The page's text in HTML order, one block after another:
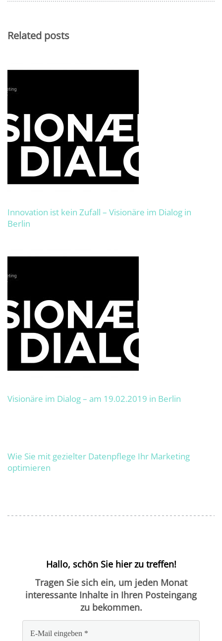
Related posts
Innovation ist kein Zufall – Visionäre im Dialog in
Berlin
Visionäre im Dialog – am 19.02.2019 in Berlin
Wie Sie mit gezielter Datenpflege Ihr Marketing
optimieren
Hallo, schön Sie hier zu treffen!
Tragen Sie sich ein, um jeden Monat
interessante Inhalte in Ihren Posteingang
zu bekommen.